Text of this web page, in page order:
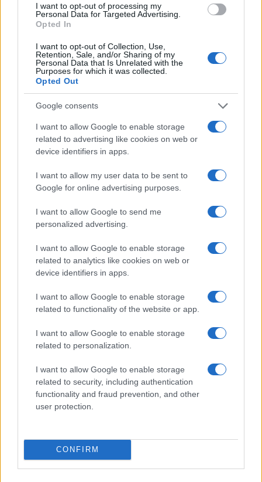
I want to opt-out of processing my
Personal Data for Targeted Advertising.
Opted In
I want to opt-out of Collection, Use,
Retention, Sale, and/or Sharing of my
Personal Data that Is Unrelated with the
Purposes for which it was collected.
Opted Out
Google consents
I want to allow Google to enable storage
related to advertising like cookies on web or
device identifiers in apps.
I want to allow my user data to be sent to
Google for online advertising purposes.
I want to allow Google to send me
personalized advertising.
I want to allow Google to enable storage
related to analytics like cookies on web or
device identifiers in apps.
I want to allow Google to enable storage
related to functionality of the website or app.
I want to allow Google to enable storage
related to personalization.
I want to allow Google to enable storage
related to security, including authentication
functionality and fraud prevention, and other
user protection.
CONFIRM
rappresentante della società farmaceutica con
sede in Massachusetts,spetta agli organi
politicieffettuare una valutazione di questo tipo.
È come la storia del serpente che si morde la cosa
o, se vogliamo porla sul piano filosofico, chi
controlla il controllore?
Infine, è stato Sanders a pressare Bancel
aumento considerevole del prezzo delle
. Su questo punto, il dirigente francese è
stato meno titubante e più sicuro delle sue
argomentazioni: la riduzione della domanda, che
ha fatto perdere alla sua azienda la posizione di
mercato acquisita in epoca pandemica, la
lasciapassare vari per gli spostamenti è
più arduo
conservare gli stessi ricavia parità di prezzo.
Peraltro, la commissione americana ha anche
raccolto le dichiarazioni di